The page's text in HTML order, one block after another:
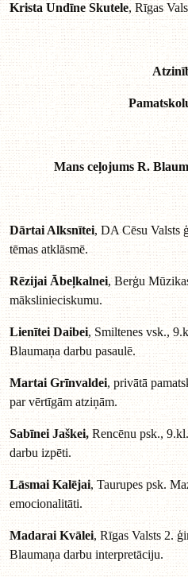
Krista Undīne Skutele, Rīgas
Mans ceļojums R.
Dārtai Alksnītei, DA Cēsu Valsts
tēmas atklāsmē.
Rēzijai Ābeļkalnei, Berģu
mākslinieciskumu.
Lienītei Daibei, Smiltenes vsk.,
Blaumaņa darbu pasaulē.
Martai Grīnvaldei, privātā
par vērtīgām atziņām.
Sabīnei Jaškei, Rencēnu psk.,
darbu izpēti.
Lāsmai Kalējai, Taurupes psk.
emocionalitāti.
Madarai Kvālei, Rīgas Valsts 2.
Blaumaņa darbu interpretāciju.